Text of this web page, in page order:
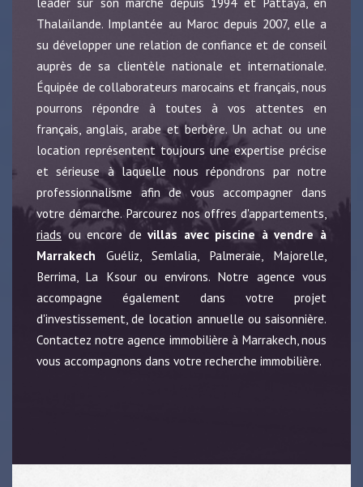
Thalaïlande. Implantée au Maroc depuis 2007, elle a
su développer une relation de confiance et de conseil
auprès de sa clientèle nationale et internationale.
Équipée de collaborateurs marocains et français, nous
pourrons répondre à toutes à vos attentes en
français, anglais, arabe et berbère. Un achat ou une
location représentent toujours une expertise précise
et sérieuse à laquelle nous répondrons par notre
professionnalisme afin de vous accompagner dans
votre démarche. Parcourez nos offres d'appartements,
riads ou encore devillas avec piscine à vendre à
Marrakech Guéliz, Semlalia, Palmeraie, Majorelle,
Berrima, La Ksour ou environs. Notre agence vous
accompagne également dans votre projet
d'investissement, de location annuelle ou saisonnière.
Contactez notre agence immobilière à Marrakech, nous
vous accompagnons dans votre recherche immobilière.